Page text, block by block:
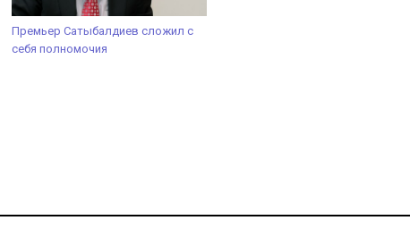
Премьер Сатыбалдиев сложил с
себя полномочия